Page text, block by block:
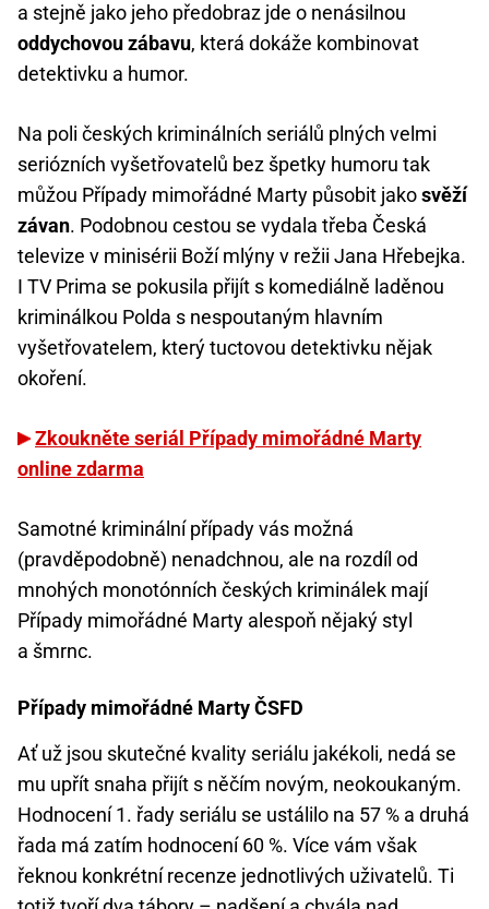
a stejně jako jeho předobraz jde o nenásilnou
oddychovou zábavu, která dokáže kombinovat
detektivku a humor.
Na poli českých kriminálních seriálů plných velmi
seriózních vyšetřovatelů bez špetky humoru tak
můžou Případy mimořádné Marty působit jakosvěží
závan. Podobnou cestou se vydala třeba Česká
televize v minisérii Boží mlýny v režii Jana Hřebejka.
I TV Prima se pokusila přijít s komediálně laděnou
kriminálkou Polda s nespoutaným hlavním
vyšetřovatelem, který tuctovou detektivku nějak
okoření.
Zkoukněte seriál Případy mimořádné Marty
online zdarma
Samotné kriminální případy vás možná
(pravděpodobně) nenadchnou, ale na rozdíl od
mnohých monotónních českých kriminálek mají
Případy mimořádné Marty alespoň nějaký styl
a šmrnc.
Případy mimořádné Marty ČSFD
Ať už jsou skutečné kvality seriálu jakékoli, nedá se
mu upřít snaha přijít s něčím novým, neokoukaným.
Hodnocení 1. řady seriálu se ustálilo na 57 % a druhá
řada má zatím hodnocení 60 %. Více vám však
řeknou konkrétní recenze jednotlivých uživatelů. Ti